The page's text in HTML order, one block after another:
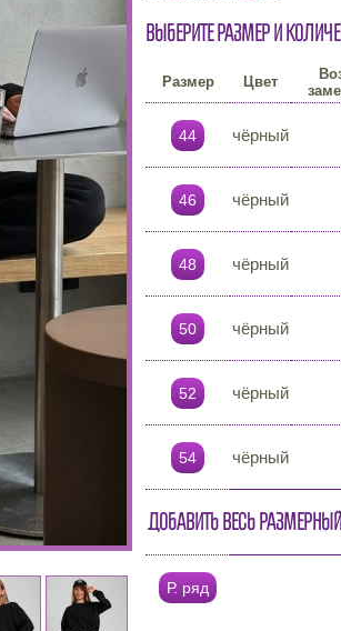
Выберите размер и
Размер Цвет
44 чёрный
46 чёрный
48 чёрный
50 чёрный
52 чёрный
54 чёрный
Добавить весь
Р. ряд